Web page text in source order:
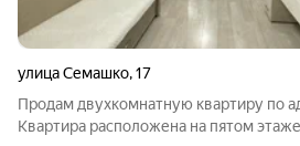
улица Семашко,17
Продам двухкомнатную квартиру по
Квартира расположена на пятом